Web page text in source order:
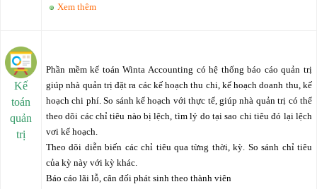
Xem thêm
Kế
toán
quản
trị
Phần mềm kế toán Winta Accounting có hệ thống báo cáo quản trị
giúp nhà quản trị đặt ra các kế hoạch thu chi, kế hoạch doanh thu, kế
hoạch chi phí. So sánh kế hoạch với thực tế, giúp nhà quản trị có thể
theo dõi các chỉ tiêu nào bị lệch, tìm lý do tại sao chi tiêu đó lại lệch
vơi kế hoạch.
Theo dõi diễn biến các chỉ tiêu qua từng thời, kỳ. So sánh chỉ tiêu
của kỳ này với kỳ khác.
Báo cáo lãi lỗ, cân đối phát sinh theo thành viên